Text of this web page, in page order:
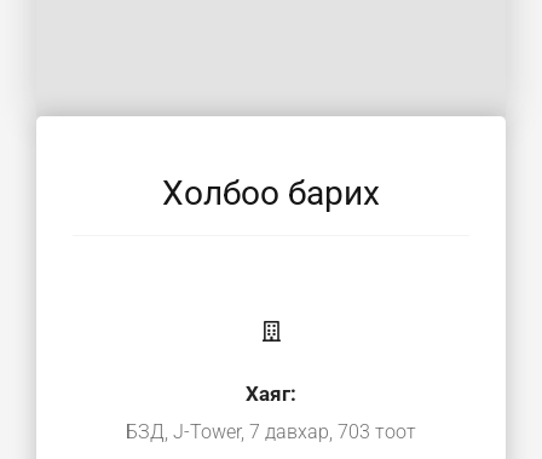
Холбоо барих
Хаяг:
БЗД, J-Tower, 7 давхар, 703 тоот